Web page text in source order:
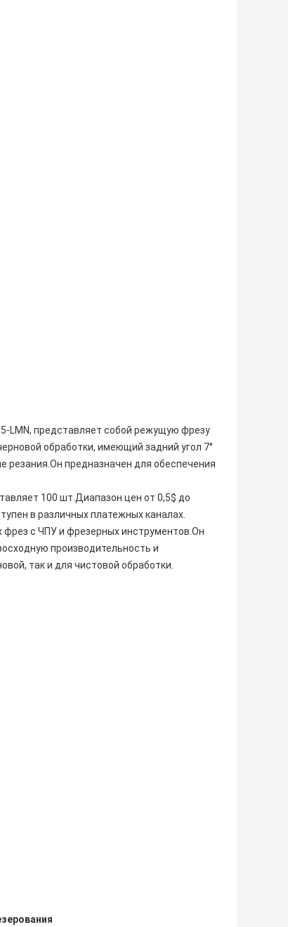
LMN, представляет собой режущую фрезу
обработки, имеющий задний угол 7°
резания.Он предназначен для обеспечения
100 шт.Диапазон цен от 0,5$ до
в различных платежных каналах.
фрез с ЧПУ и фрезерных инструментов.Он
производительность и
так и для чистовой обработки.